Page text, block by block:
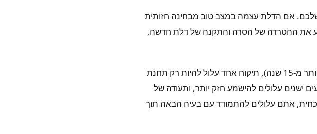
אם הדלת עצמה במצב טוב מבחינה חזותית
את ההטרדה של הסרה והתקנה של דלת חדשה,
עם זאת, הם חסרון משמעותי: אם הדלת מגיעה לגיל מתקדם (יותר מ-15 שנה), תיקוח אחד עלול להיות רק תחנת
ישנים עלולים להישמע חזק יותר, ותעודה של
אתם עלולים להתמודד עם בעיה הבאה תוך